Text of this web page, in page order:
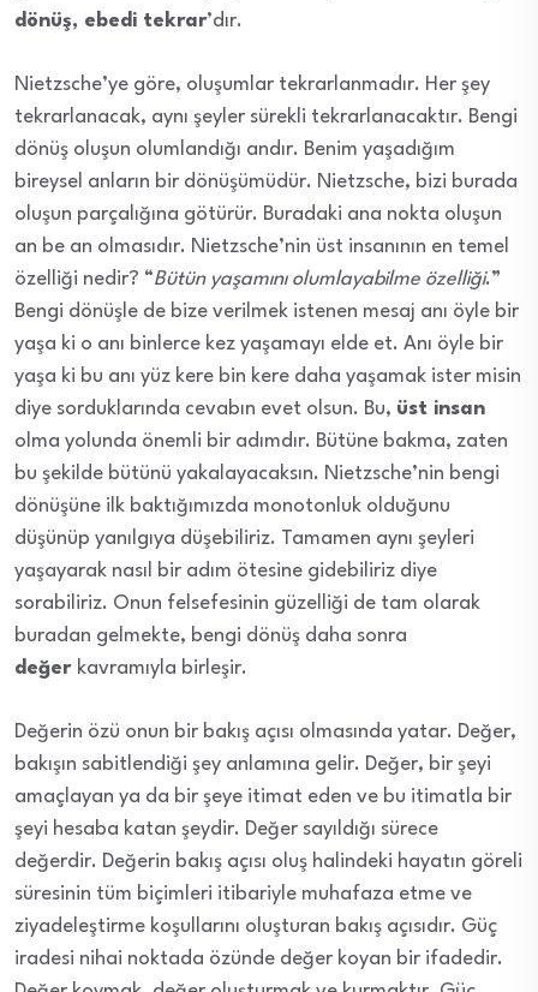
dönüş, ebedi tekrar’dır.
Nietzsche’ye göre, oluşumlar tekrarlanmadır. Her şey
tekrarlanacak, aynı şeyler sürekli tekrarlanacaktır. Bengi
dönüş oluşun olumlandığı andır. Benim yaşadığım
bireysel anların bir dönüşümüdür. Nietzsche, bizi burada
oluşun parçalığına götürür. Buradaki ana nokta oluşun
an be an olmasıdır. Nietzsche’nin üst insanının en temel
özelliği nedir? “Bütün yaşamını olumlayabilme özelliği.”
Bengi dönüşle de bize verilmek istenen mesaj anı öyle bir
yaşa ki o anı binlerce kez yaşamayı elde et. Anı öyle bir
yaşa ki bu anı yüz kere bin kere daha yaşamak ister misin
diye sorduklarında cevabın evet olsun. Bu, üst insan
olma yolunda önemli bir adımdır. Bütüne bakma, zaten
bu şekilde bütünü yakalayacaksın. Nietzsche’nin bengi
dönüşüne ilk baktığımızda monotonluk olduğunu
düşünüp yanılgıya düşebiliriz. Tamamen aynı şeyleri
yaşayarak nasıl bir adım ötesine gidebiliriz diye
sorabiliriz. Onun felsefesinin güzelliği de tam olarak
buradan gelmekte, bengi dönüş daha sonra
değer kavramıyla birleşir.
Değerin özü onun bir bakış açısı olmasında yatar. Değer,
bakışın sabitlendiği şey anlamına gelir. Değer, bir şeyi
amaçlayan ya da bir şeye itimat eden ve bu itimatla bir
şeyi hesaba katan şeydir. Değer sayıldığı sürece
değerdir. Değerin bakış açısı oluş halindeki hayatın göreli
süresinin tüm biçimleri itibariyle muhafaza etme ve
ziyadeleştirme koşullarını oluşturan bakış açısıdır. Güç
iradesi nihai noktada özünde değer koyan bir ifadedir.